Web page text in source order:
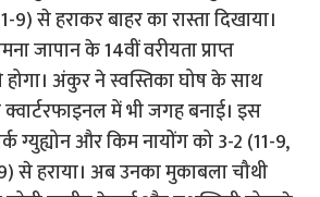
9) से हराकर बाहर का रास्ता दिखाया।
जापान के 14वीं वरीयता प्राप्त
होगा। अंकुर ने स्वस्तिका घोष के साथ
में भी जगह बनाई। इस
ग्युह्योन और किम नायोंग को 3-2 (11-9,
से हराया। अब उनका मुकाबला चौथी